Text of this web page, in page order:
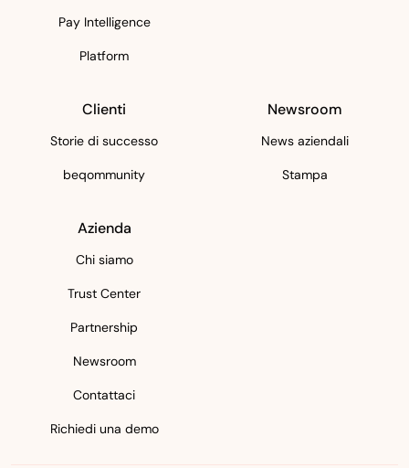
Pay Intelligence
Platform
Clienti
Storie di successo
beqommunity
Newsroom
News aziendali
Stampa
Azienda
Chi siamo
Trust Center
Partnership
Newsroom
Contattaci
Richiedi una demo